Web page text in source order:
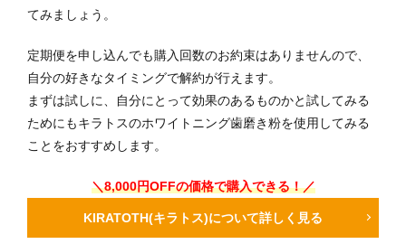
てみましょう。
定期便を申し込んでも購入回数のお約束はありませんので、
自分の好きなタイミングで解約が行えます。
まずは試しに、自分にとって効果のあるものかと試してみる
ためにもキラトスのホワイトニング歯磨き粉を使用してみる
ことをおすすめします。
＼8,000円OFFの価格で購入できる！／
KIRATOTH(キラトス)について詳しく見る